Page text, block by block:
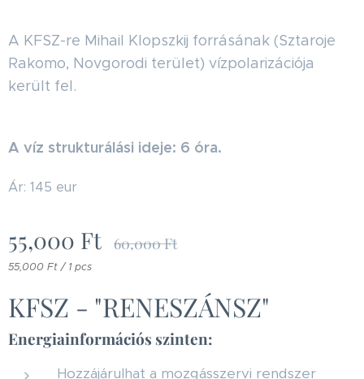
A KFSZ-re Mihail Klopszkij forrásának (Szta­roje
Rakomo, Novgorodi terület) vízpolarizációja
került fel.
A víz strukturálási ideje: 6 óra.
Ár: 145 eur
55,000 Ft 60,000Ft
55,000 Ft / 1 pcs
KFSZ - "RENESZÁNSZ"
Energiainformációs szinten:
Hozzájárulhat a mozgásszervi rendszer